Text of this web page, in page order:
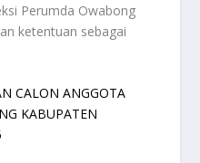
Perumda Owabong
ketentuan sebagai
CALON ANGGOTA
KABUPATEN